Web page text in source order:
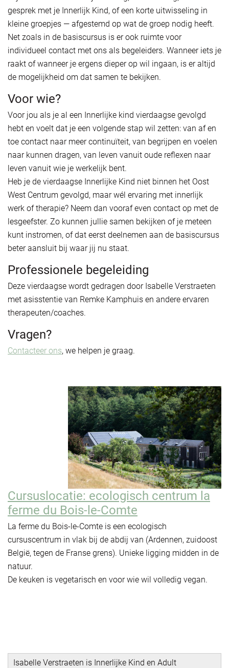
gesprek met je Innerlijk Kind, of een korte uitwisseling in
kleine groepjes — afgestemd op wat de groep nodig heeft.
Net zoals in de basiscursus is er ook ruimte voor
individueel contact met ons als begeleiders. Wanneer iets je
raakt of wanneer je ergens dieper op wil ingaan, is er altijd
de mogelijkheid om dat samen te bekijken.
Voor wie?
Voor jou als je al een Innerlijke kind vierdaagse gevolgd
hebt en voelt dat je een volgende stap wil zetten: van af en
toe contact naar meer continuïteit, van begrijpen en voelen
naar kunnen dragen, van leven vanuit oude reflexen naar
leven vanuit wie je werkelijk bent.
Heb je de vierdaagse Innerlijke Kind niet binnen het Oost
West Centrum gevolgd, maar wél ervaring met innerlijk
werk of therapie? Neem dan vooraf even contact op met de
lesgeefster. Zo kunnen jullie samen bekijken of je meteen
kunt instromen, of dat eerst deelnemen aan de basiscursus
beter aansluit bij waar jij nu staat.
Professionele begeleiding
Deze vierdaagse wordt gedragen door Isabelle Verstraeten
met asisstentie van Remke Kamphuis en andere ervaren
therapeuten/coaches.
Vragen?
Contacteer ons, we helpen je graag.
Cursuslocatie: ecologisch centrum la
ferme du Bois-le-Comte
La ferme du Bois-le-Comte is een ecologisch
cursuscentrum in vlak bij de abdij van (Ardennen, zuidoost
België, tegen de Franse grens). Unieke ligging midden in de
natuur.
De keuken is vegetarisch en voor wie wil volledig vegan.
Isabelle Verstraeten is Innerlijke Kind en Adult